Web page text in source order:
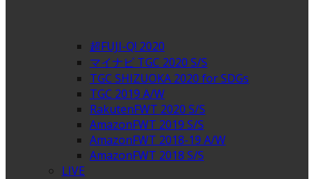
超FUJI-Q! 2020
マイナビ TGC 2020 S/S
TGC SHIZUOKA 2020 for SDGs
TGC 2019 A/W
RakutenFWT 2020 S/S
AmazonFWT 2019 S/S
AmazonFWT 2018-19 A/W
AmazonFWT 2018 S/S
LIVE